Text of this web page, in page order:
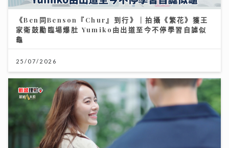
《Ben同Benson『Chur』到行》｜拍攝《繁花》獲王
家衛鼓勵臨場爆肚 Yumiko由出道至今不停學習自謔似
龜
25/07/2026